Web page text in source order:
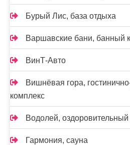
Бурый Лис, база отдыха
Варшавские бани, банный
ВинТ-Авто
Вишнёвая гора,
комплекс
Водолей, оздоровительный
Гармония, сауна